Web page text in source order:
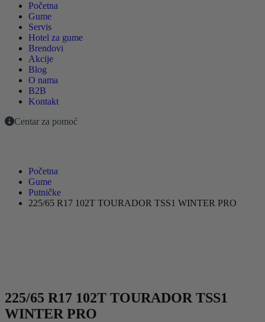
Početna
Gume
Servis
Hotel za gume
Brendovi
Akcije
Blog
O nama
B2B
Kontakt
Centar za pomoć
Početna
Gume
Putničke
225/65 R17 102T TOURADOR TSS1 WINTER PRO
225/65 R17 102T TOURADOR TSS1
WINTER PRO